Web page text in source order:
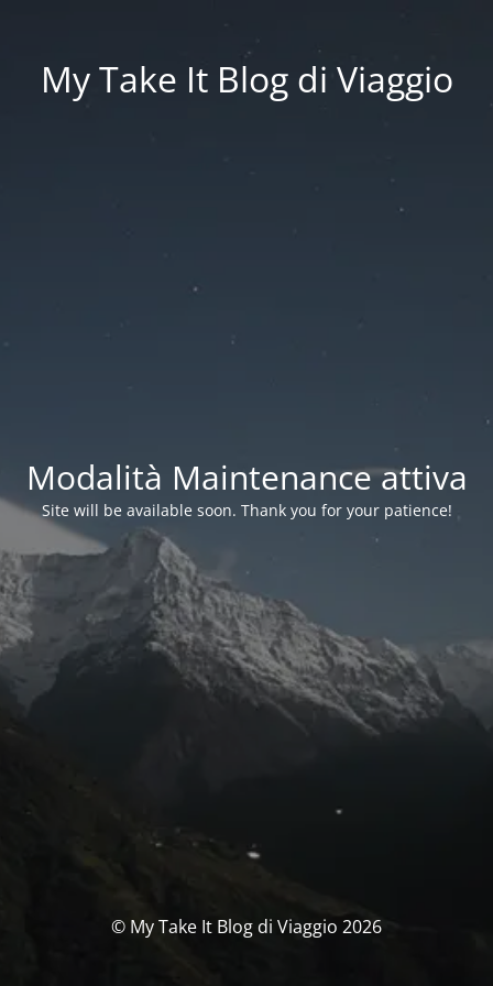
My Take It Blog di Viaggio
Modalità Maintenance attiva
Site will be available soon. Thank you for your patience!
© My Take It Blog di Viaggio 2026